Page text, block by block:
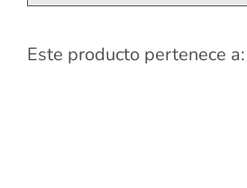
Este producto pertenece a: